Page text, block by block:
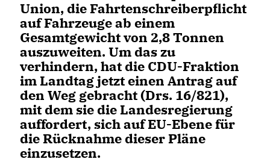
Union, die Fahrtenschreiberpflicht
auf Fahrzeuge ab einem
Gesamtgewicht von 2,8 Tonnen
auszuweiten. Um das zu
verhindern, hat die CDU-Fraktion
im Landtag jetzt einen Antrag auf
den Weg gebracht (Drs. 16/821),
mit dem sie die Landesregierung
auffordert, sich auf EU-Ebene für
die Rücknahme dieser Pläne
einzusetzen.